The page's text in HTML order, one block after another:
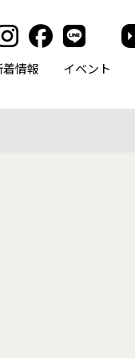
着情報 イベント